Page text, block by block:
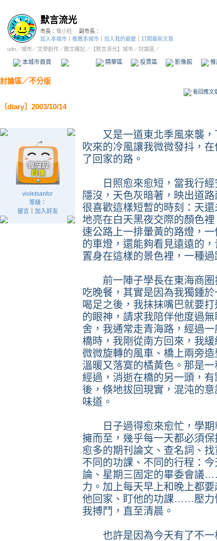
默言流光
市長： 電小旺
副市長：
加入本城市
推薦本城市 加入我的最愛
訂閱最新文章
udn／城市／文學創作／散文雜記／ 【默言流光】城市／討論區／
本城市首頁 精華區 投票區 影像館
討論區／不分版
看回應文
〔diary］2003/10/14
violetsanfor
等級：
留言｜ 加入好友
又是一道東北季風來襲，
吹來的冷風讓我微微發抖，
了回家的路。
日照愈來愈短，當我行經
隱沒，天色灰暗著，映出道
很喜歡這樣短暫的時刻：天
地亮在白天黑夜交際的顏色
速公路上一排暈黃的路燈，
的車燈，還能夠看見遠遠的
置身在這樣的景色裡，一種
前一陣子學長在東海商圈
吃晚餐，其實是因為我獨鍾
喝足之後，我抹抹嘴巴就要
的眼神，請求我陪伴他度過
舍，我通常走青海路，經過
橋時，我剛從南方回來，我
微微旋轉的風車、橋上兩旁
溫暖又落寞的橘黃色。那是
經過，消逝在橋的另一頭，
後，倏地拔回現實，混沌的
味道。
日子過得愈來愈忙，學期
擁而至，幾乎每一天都必須
愈多的期刊論文、查名詞、
不同的功課、不同的行程：
論、星期三固定的畢委會議
力。加上每天早上和晚上都
他回家、盯他的功課……壓力
我搏鬥，直至清晨。
也許是因為今天有了不一